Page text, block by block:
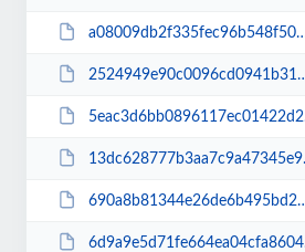
a08009db2f335fec96b548f503acdc1e.pdf
2524949e90c0096cd0941b3123da90b2.pdf
5eac3d6bb0896117ec01422d26178566.pdf
13dc628777b3aa7c9a47345e98f08514.pdf
690a8b81344e26de6b495bd29fb91bae.pdf
6d9a9e5d71fe664ea04cfa86044fa75e.pdf